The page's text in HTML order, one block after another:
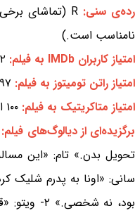
رده‌ی سنی:
نامناسب است.)
امتیاز کاربران IMDb به فیلم:
امتیاز راتن تومیتوز به فیلم: ۹۷ از ۱۰۰
امتیاز متاکریتیک به فیلم: ۱۰۰ از ۱۰۰
برگزیده‌ای از دیالوگ‌های فیلم:
تحویل بدن.» تام: «این
سانی: «اونا به پدرم شلیک
بود، نه